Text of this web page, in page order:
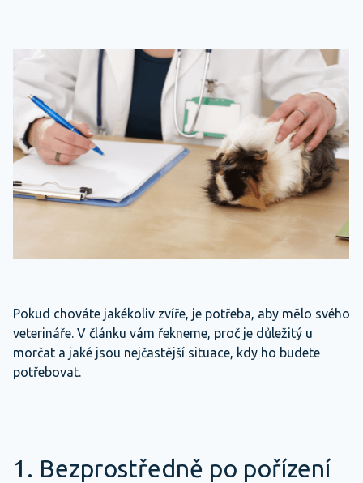
Pokud chováte jakékoliv zvíře, je potřeba, aby mělo svého
veterináře. V článku vám řekneme, proč je důležitý u
morčat a jaké jsou nejčastější situace, kdy ho budete
potřebovat.
1. Bezprostředně po pořízení